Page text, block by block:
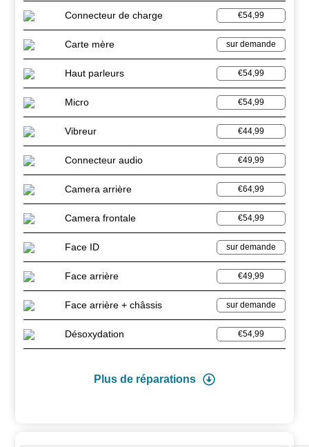
Connecteur de charge €54,99
Carte mère sur demande
Haut parleurs €54,99
Micro €54,99
Vibreur €44,99
Connecteur audio €49,99
Camera arrière €64,99
Camera frontale €54,99
Face ID sur demande
Face arrière €49,99
Face arrière + châssis sur demande
Désoxydation €54,99
Plus de réparations